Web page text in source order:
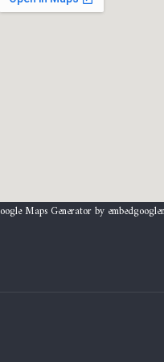
Maps Generator by